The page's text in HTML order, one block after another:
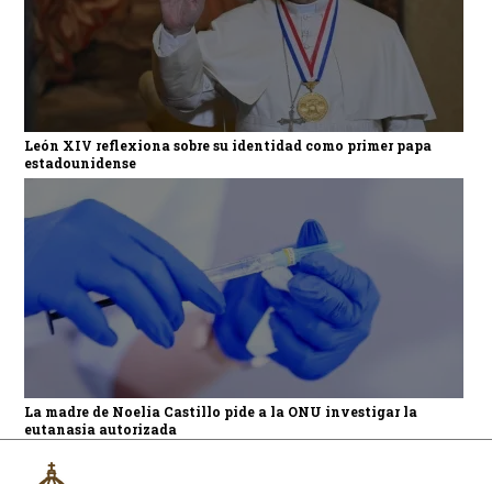
León XIV reflexiona sobre su identidad como primer papa
estadounidense
La madre de Noelia Castillo pide a la ONU investigar la
eutanasia autorizada